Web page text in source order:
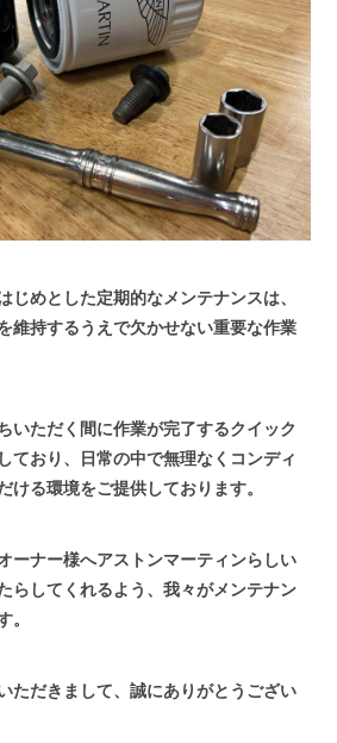
じめとした定期的なメンテナンスは、
維持するうえで欠かせない重要な作業
いただく間に作業が完了するクイック
ており、日常の中で無理なくコンディ
ける環境をご提供しております。
ーナー様へアストンマーティンらしい
らしてくれるよう、我々がメンテナン
ただきまして、誠にありがとうござい